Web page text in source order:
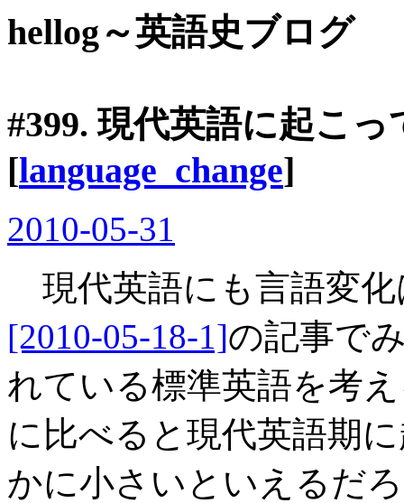
hellog～英語史ブログ
#399. 現代英語に起こ
[language_change]
2010-05-31
現代英語にも言語変
[2010-05-18-1]の記事で
れている標準英語を考
に比べると現代英語期
かに小さいといえるだ